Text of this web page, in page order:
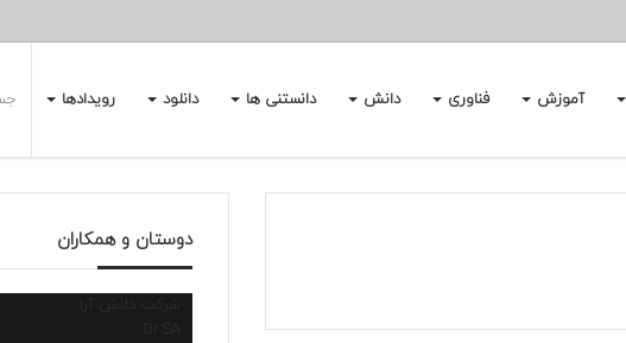
آموزش فناوری دانش دانستنی ها دانلود رویدادها
دوستان و همکاران
شرکت دانش آرا